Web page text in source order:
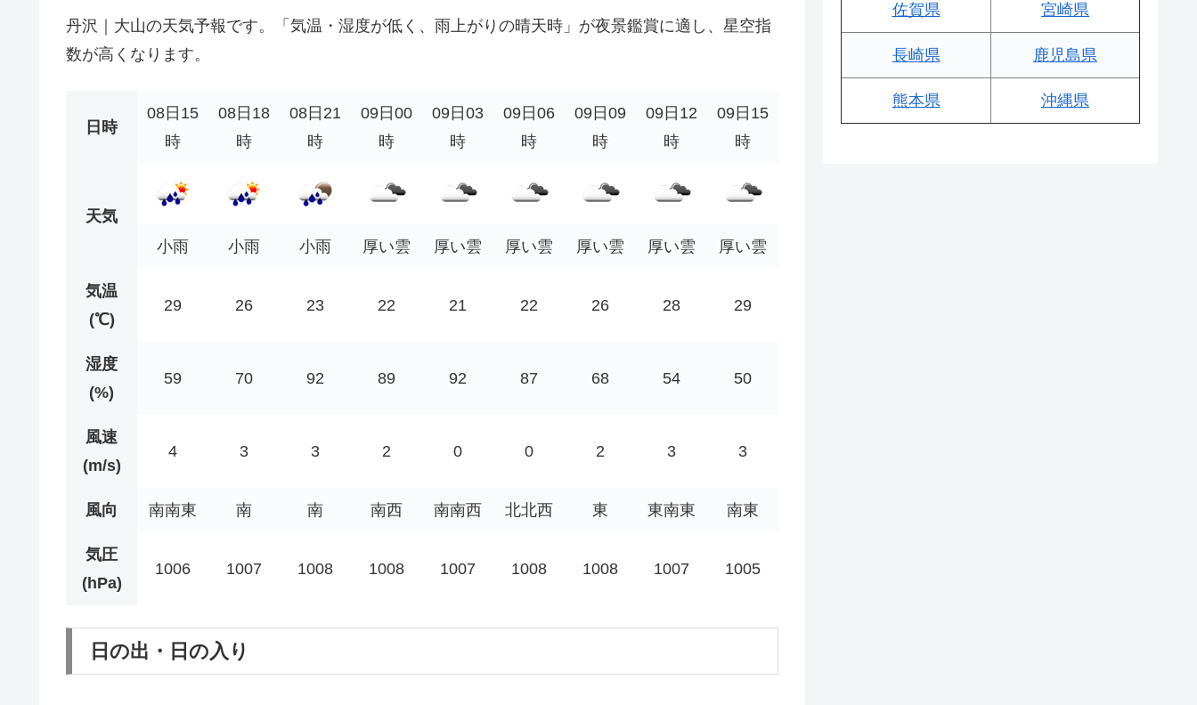
丹沢｜大山の天気予報です。「気温・湿度が低く、雨上がりの晴天時」が夜景鑑賞に適し、星空指
数が高くなります。
日時
08日15
時
08日18
時
08日21
時
09日00
時
09日03
時
09日06
時
09日09
時
09日12
時
09日15
時
天気
小雨
小雨 小雨 厚い雲 厚い雲 厚い雲 厚い雲 厚い雲 厚い雲
気温
(℃)
29 26 23 22 21 22 26 28 29
湿度
(%)
59 70 92 89 92 87 68 54 50
風速
(m/s)
4 3 3 2 0 0 2 3 3
風向 南南東 南 南 南西 南南西 北北西 東 東南東 南東
気圧
(hPa)
1006 1007 1008 1008 1007 1008 1008 1007 1005
日の出・日の入り
佐賀県 宮崎県
長崎県 鹿児島県
熊本県 沖縄県